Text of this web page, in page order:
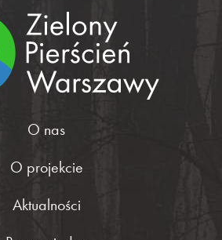
O nas
O projekcie
Aktualności